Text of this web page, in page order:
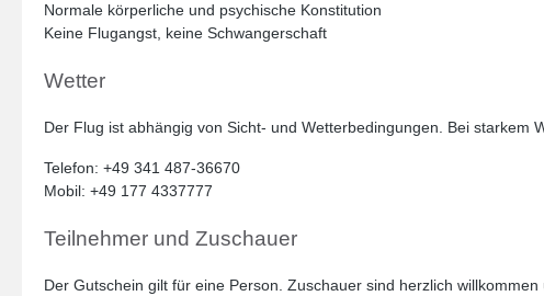
Normale körperliche und psychische Konstitution
Keine Flugangst, keine Schwangerschaft
Wetter
Der Flug ist abhängig von Sicht- und Wetterbedingungen. Bei starkem
Telefon: +49 341 487-36670
Mobil: +49 177 4337777
Teilnehmer und Zuschauer
Der Gutschein gilt für eine Person. Zuschauer sind herzlich